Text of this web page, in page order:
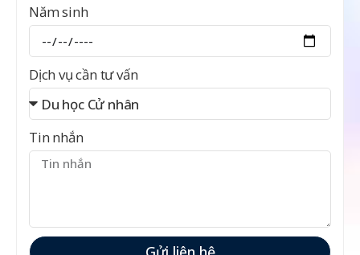
Năm sinh
Dịch vụ cần tư vấn
Tin nhắn